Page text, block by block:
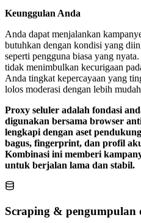
Keunggulan Anda
Anda dapat menjalankan
butuhkan dengan kondisi yang
seperti pengguna biasa yang
tidak menimbulkan kecurigaan
Anda tingkat kepercayaan yang
lolos moderasi dengan lebih
Proxy seluler adalah fondasi
digunakan bersama browser
lengkapi dengan aset
bagus, fingerprint, dan profil
Kombinasi ini memberi
untuk berjalan lama dan stabil.
Scraping & pengumpulan